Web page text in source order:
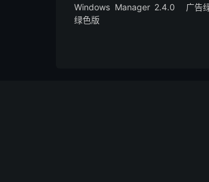
Windows Manager 2.4.0
绿色版
广告